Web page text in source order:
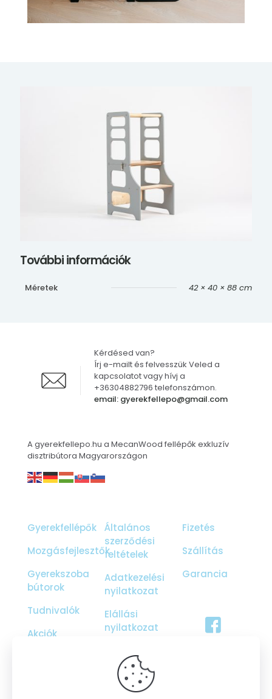
További információk
Méretek 42 × 40 × 88 cm
email: gyerekfellepo@gmail.com
Kérdésed van?
Írj e-mailt és felvesszük Veled a
kapcsolatot vagy hívj a
+36304882796 telefonszámon.
A gyerekfellepo.hu a MecanWood fellépők exkluzív
disztribútora Magyarországon
Gyerekfellépők
Mozgásfejlesztők
Gyerekszoba
bútorok
Tudnivalók
Akciók
Általános
szerződési
feltételek
Adatkezelési
nyilatkozat
Elállási
nyilatkozat
Fizetés
Szállítás
Garancia